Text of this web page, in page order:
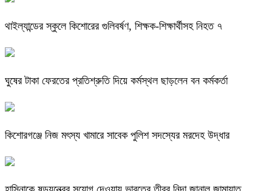
থাইল্যান্ডের স্কুলে কিশোরের গুলিবর্ষণ, শিক্ষক-শিক্ষার্থীসহ নিহত ৭
ঘুষের টাকা ফেরতের প্রতিশ্রুতি দিয়ে কর্মস্থল ছাড়লেন বন কর্মকর্তা
কিশোরগঞ্জে নিজ মৎস্য খামারে সাবেক পুলিশ সদস্যের মরদেহ উদ্ধার